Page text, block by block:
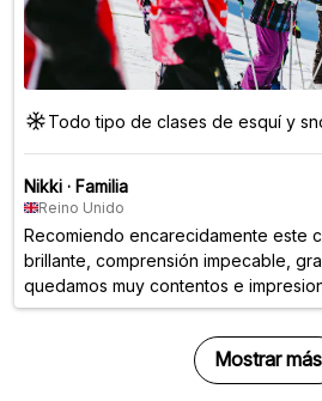
Todo tipo de clases de esquí y
Nikki · Familia
Reino Unido
Recomiendo encarecidamente este
brillante, comprensión impecable,
quedamos muy contentos e
Mostrar más